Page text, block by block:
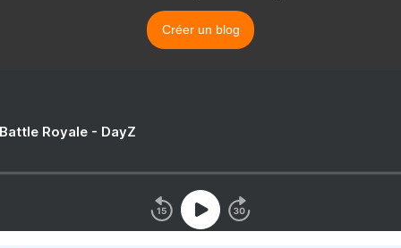
Créer un blog
Royale - DayZ